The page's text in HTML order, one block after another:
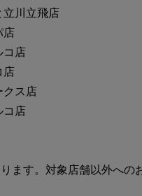
立川立飛店
店
コ店
店
クス店
コ店
ます。対象店舗以外への